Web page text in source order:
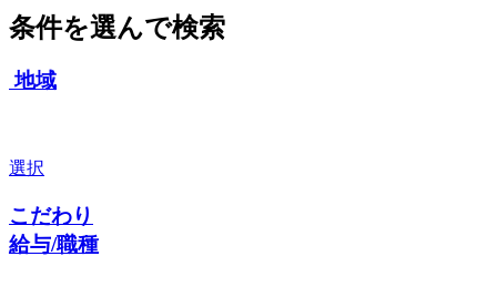
条件を選んで検索
地域
選択
こだわり
給与/職種